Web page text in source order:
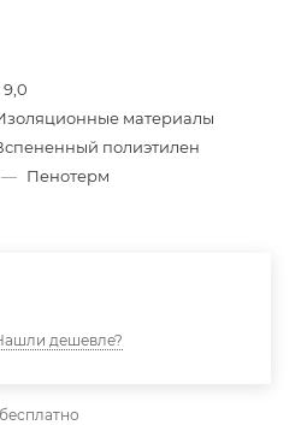
9,0
материалы
полиэтилен
— Пенотерм
дешевле?